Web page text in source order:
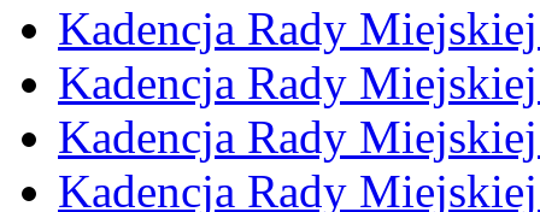
Kadencja Rady
Kadencja Rady
Kadencja Rady
Kadencja Rady